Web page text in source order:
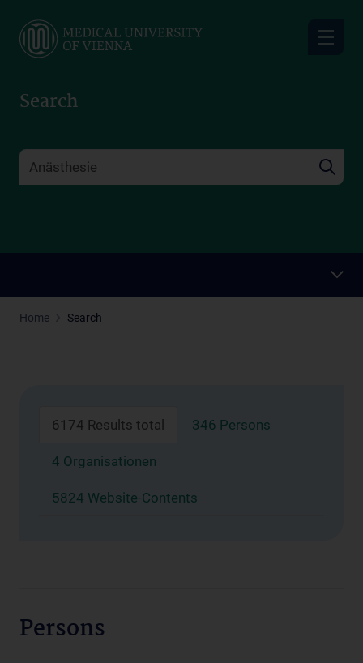
main
Search
Home Search
6174 Results total 346 Persons
4 Organisationen
5824 Website-Contents
Persons